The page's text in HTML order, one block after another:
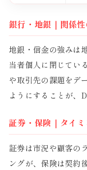
銀行・地銀｜関係
地銀・信金の強みは
当者個人に閉じてい
や取引先の課題をデ
ようにすることが、
証券・保険｜タイ
証券は市況や顧客の
ングが、保険は契約